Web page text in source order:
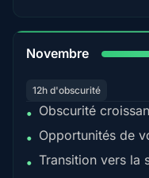
Novembre
12h d'obscurité
• Obscurité
• Opportunités de
• Transition vers la